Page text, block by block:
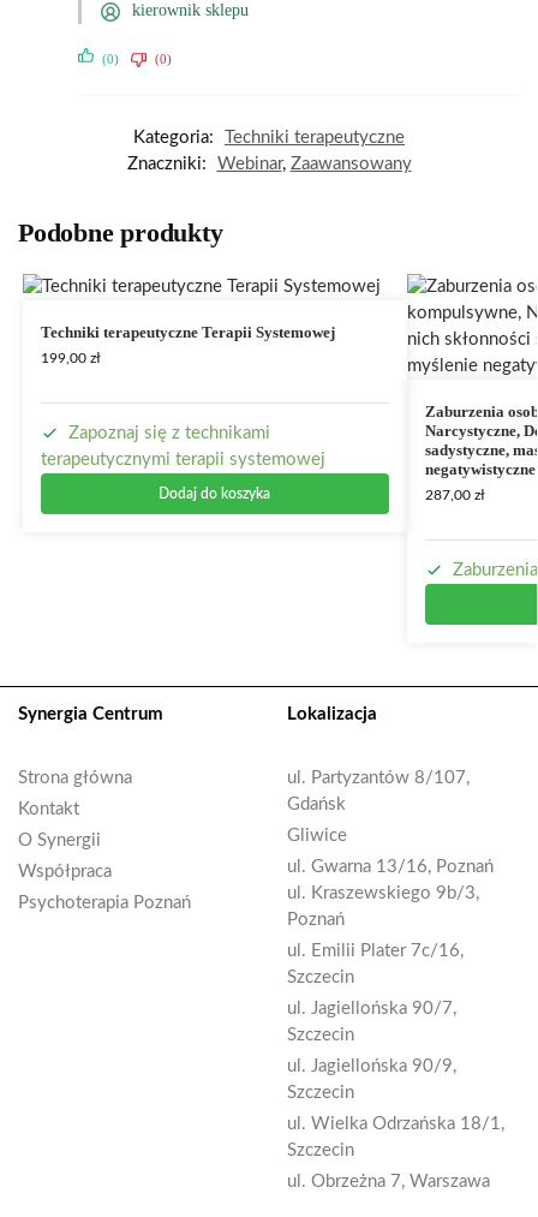
kierownik sklepu
(0) (0)
Kategoria:
Techniki terapeutyczne
Znaczniki:
Webinar, Zaawansowany
Podobne produkty
Techniki terapeutyczne Terapii Systemowej
199,00 zł
Zapoznaj się z technikami
terapeutycznymi terapii systemowej
Dodaj do koszyka
Zaburzenia
Narcystyczne,
sadystyczne,
negatywistyczne
287,00 zł
Synergia Centrum
Strona główna
Kontakt
O Synergii
Współpraca
Psychoterapia Poznań
Lokalizacja
ul. Partyzantów 8/107,
Gdańsk
Gliwice
ul. Gwarna 13/16, Poznań
ul. Kraszewskiego 9b/3,
Poznań
ul. Emilii Plater 7c/16,
Szczecin
ul. Jagiellońska 90/7,
Szczecin
ul. Jagiellońska 90/9,
Szczecin
ul. Wielka Odrzańska 18/1,
Szczecin
ul. Obrzeżna 7, Warszawa